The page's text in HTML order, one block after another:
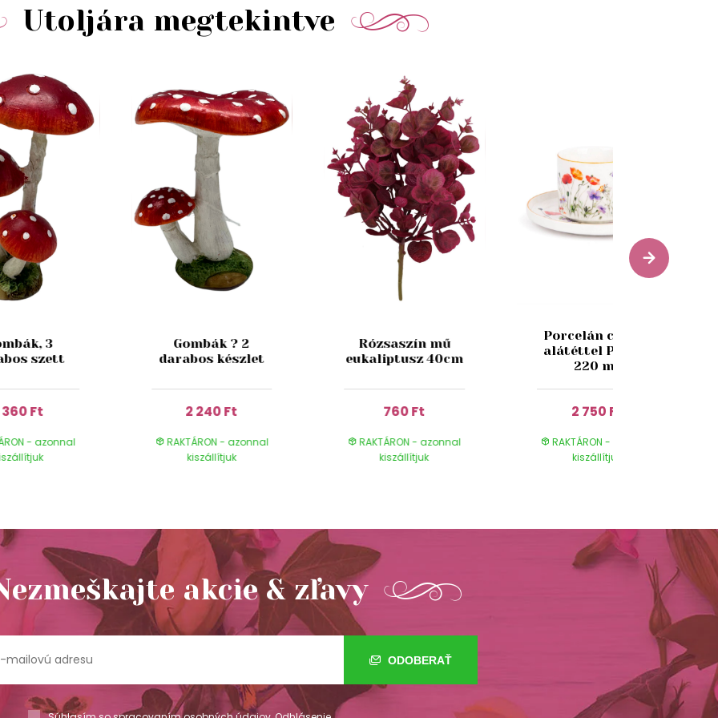
Utoljára megtekintve
3
szett
360 Ft
- azonnal
Gombák ? 2
darabos készlet
2 240 Ft
RAKTÁRON - azonnal
kiszállítjuk
Rózsaszín mű
eukaliptusz 40cm
760 Ft
RAKTÁRON - azonnal
kiszállítjuk
Porcelán csésze
alátéttel Pipacs
220 ml
2 750 Ft
RAKTÁRON - azonnal
kiszállítjuk
akcie & zľavy
ODOBERAŤ